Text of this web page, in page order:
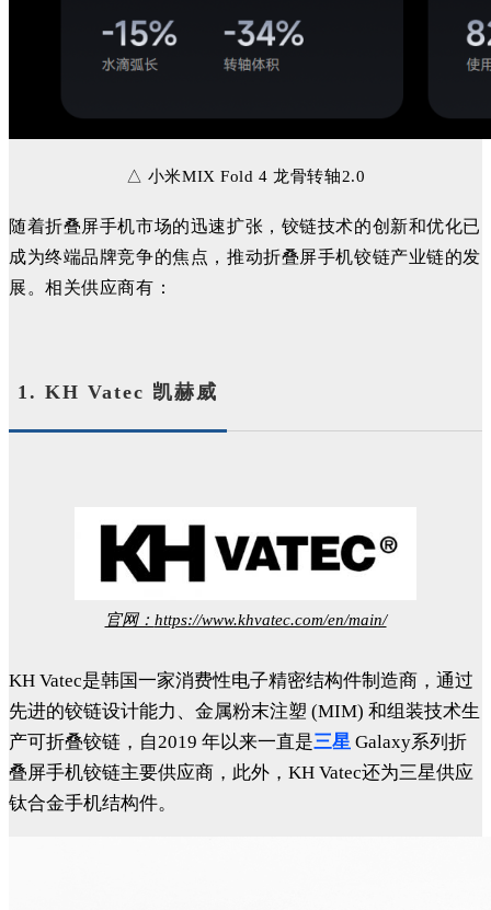
△ 小米MIX Fold 4龙骨转轴2.0
随着折叠屏手机市场的迅速扩张，铰链技术的创新和优化已
成为终端品牌竞争的焦点，推动折叠屏手机铰链产业链的发
展。相关供应商有：
1. KH Vatec 凯赫威
官网： https://www.khvatec.com/en/main/
KH Vatec是韩国一家消费性电子精密结构件制造商，通过
先进的铰链设计能力、金属粉末注塑 (MIM) 和组装技术生
产可折叠铰链，自2019 年以来一直是三星 Galaxy系列折
叠屏手机铰链主要供应商，此外，KH Vatec还为三星供应
钛合金手机结构件。